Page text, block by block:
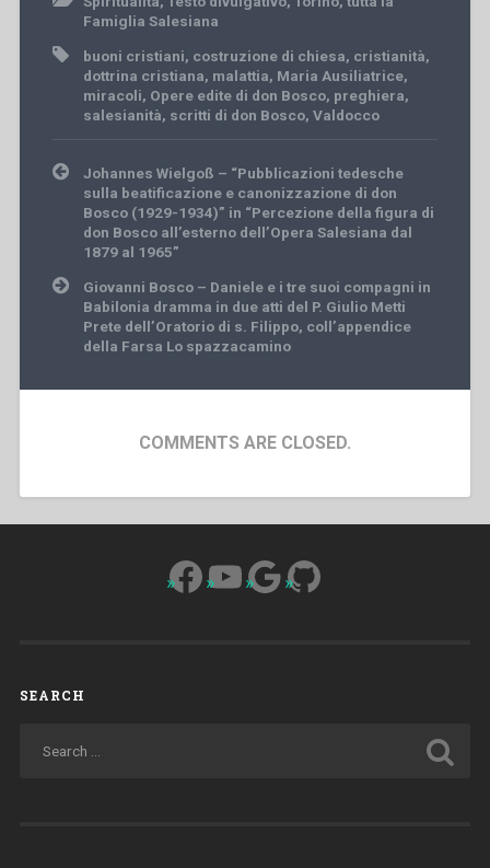
Famiglia Salesiana
buoni cristiani, costruzione di chiesa, cristianità,
dottrina cristiana, malattia, Maria Ausiliatrice,
miracoli, Opere edite di don Bosco, preghiera,
salesianità, scritti di don Bosco, Valdocco
Post
navigation
Johannes Wielgoß – “Pubblicazioni tedesche
sulla beatificazione e canonizzazione di don
Bosco (1929-1934)” in “Percezione della figura di
don Bosco all’esterno dell’Opera Salesiana dal
1879 al 1965”
Giovanni Bosco – Daniele e i tre suoi compagni in
Babilonia dramma in due atti del P. Giulio Metti
Prete dell’Oratorio di s. Filippo, coll’appendice
della Farsa Lo spazzacamino
COMMENTS ARE CLOSED.
Facebook
YouTube
Google
GitHub
SEARCH